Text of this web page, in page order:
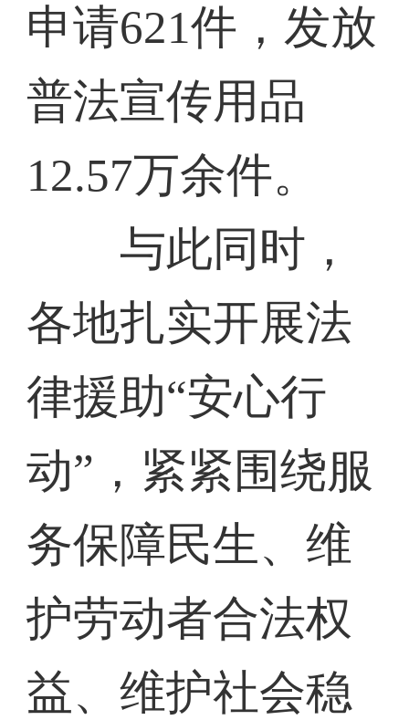
申请621件，发放
普法宣传用品
12.57万余件。
与此同时，
各地扎实开展法
律援助“安心行
动”，紧紧围绕服
务保障民生、维
护劳动者合法权
益、维护社会稳